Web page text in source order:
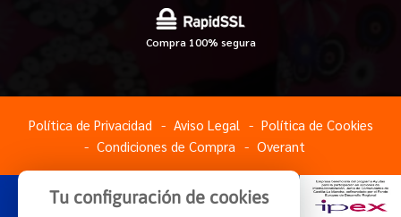
Compra 100% segura
Política de Privacidad Aviso Legal
Política de Cookies
Condiciones de Compra
Overant
Tu configuración de cookies